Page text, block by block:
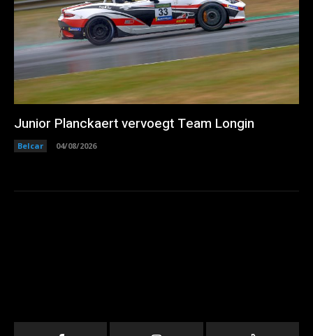
Junior Planckaert vervoegt Team Longin
Belcar 04/08/2026